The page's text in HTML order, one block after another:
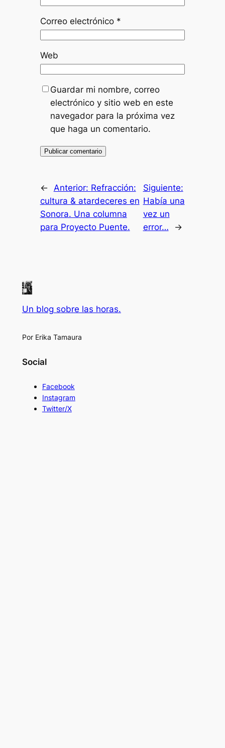
Correo electrónico *
Web
Guardar mi nombre, correo
electrónico y sitio web en este
navegador para la próxima vez
que haga un comentario.
← Anterior: Refracción:
cultura & atardeceres en
Sonora. Una columna
para Proyecto Puente.
Siguiente:
Había una
vez un
error…
→
Un blog sobre las horas.
Por Erika Tamaura
Social
Facebook
Instagram
Twitter/X